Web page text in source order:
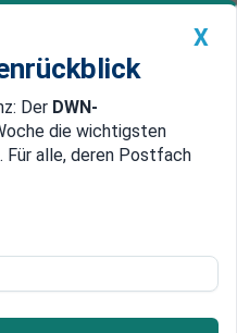
Geldanlage Premium
China
der
X
Der DWN-
die wichtigsten
alle, deren Postfach